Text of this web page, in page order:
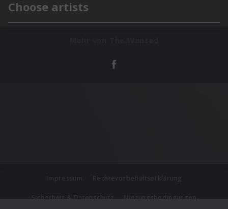
Impressum Rechtevorbehaltserklärung
Sicherheit & Datenschutz Nutzungsbedingungen